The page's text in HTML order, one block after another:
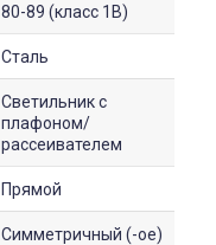
80-89 (класс 1B)
Сталь
Светильник с
плафоном/
рассеивателем
Прямой
Симметричный (-ое)